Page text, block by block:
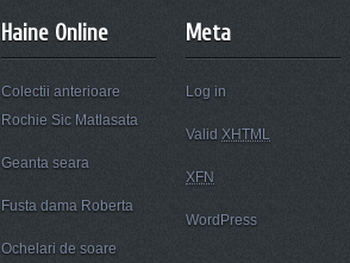
Haine Online
Colectii anterioare
Rochie Sic Matlasata
Geanta seara
Fusta dama Roberta
Ochelari de soare
Meta
Log in
Valid XHTML
XFN
WordPress